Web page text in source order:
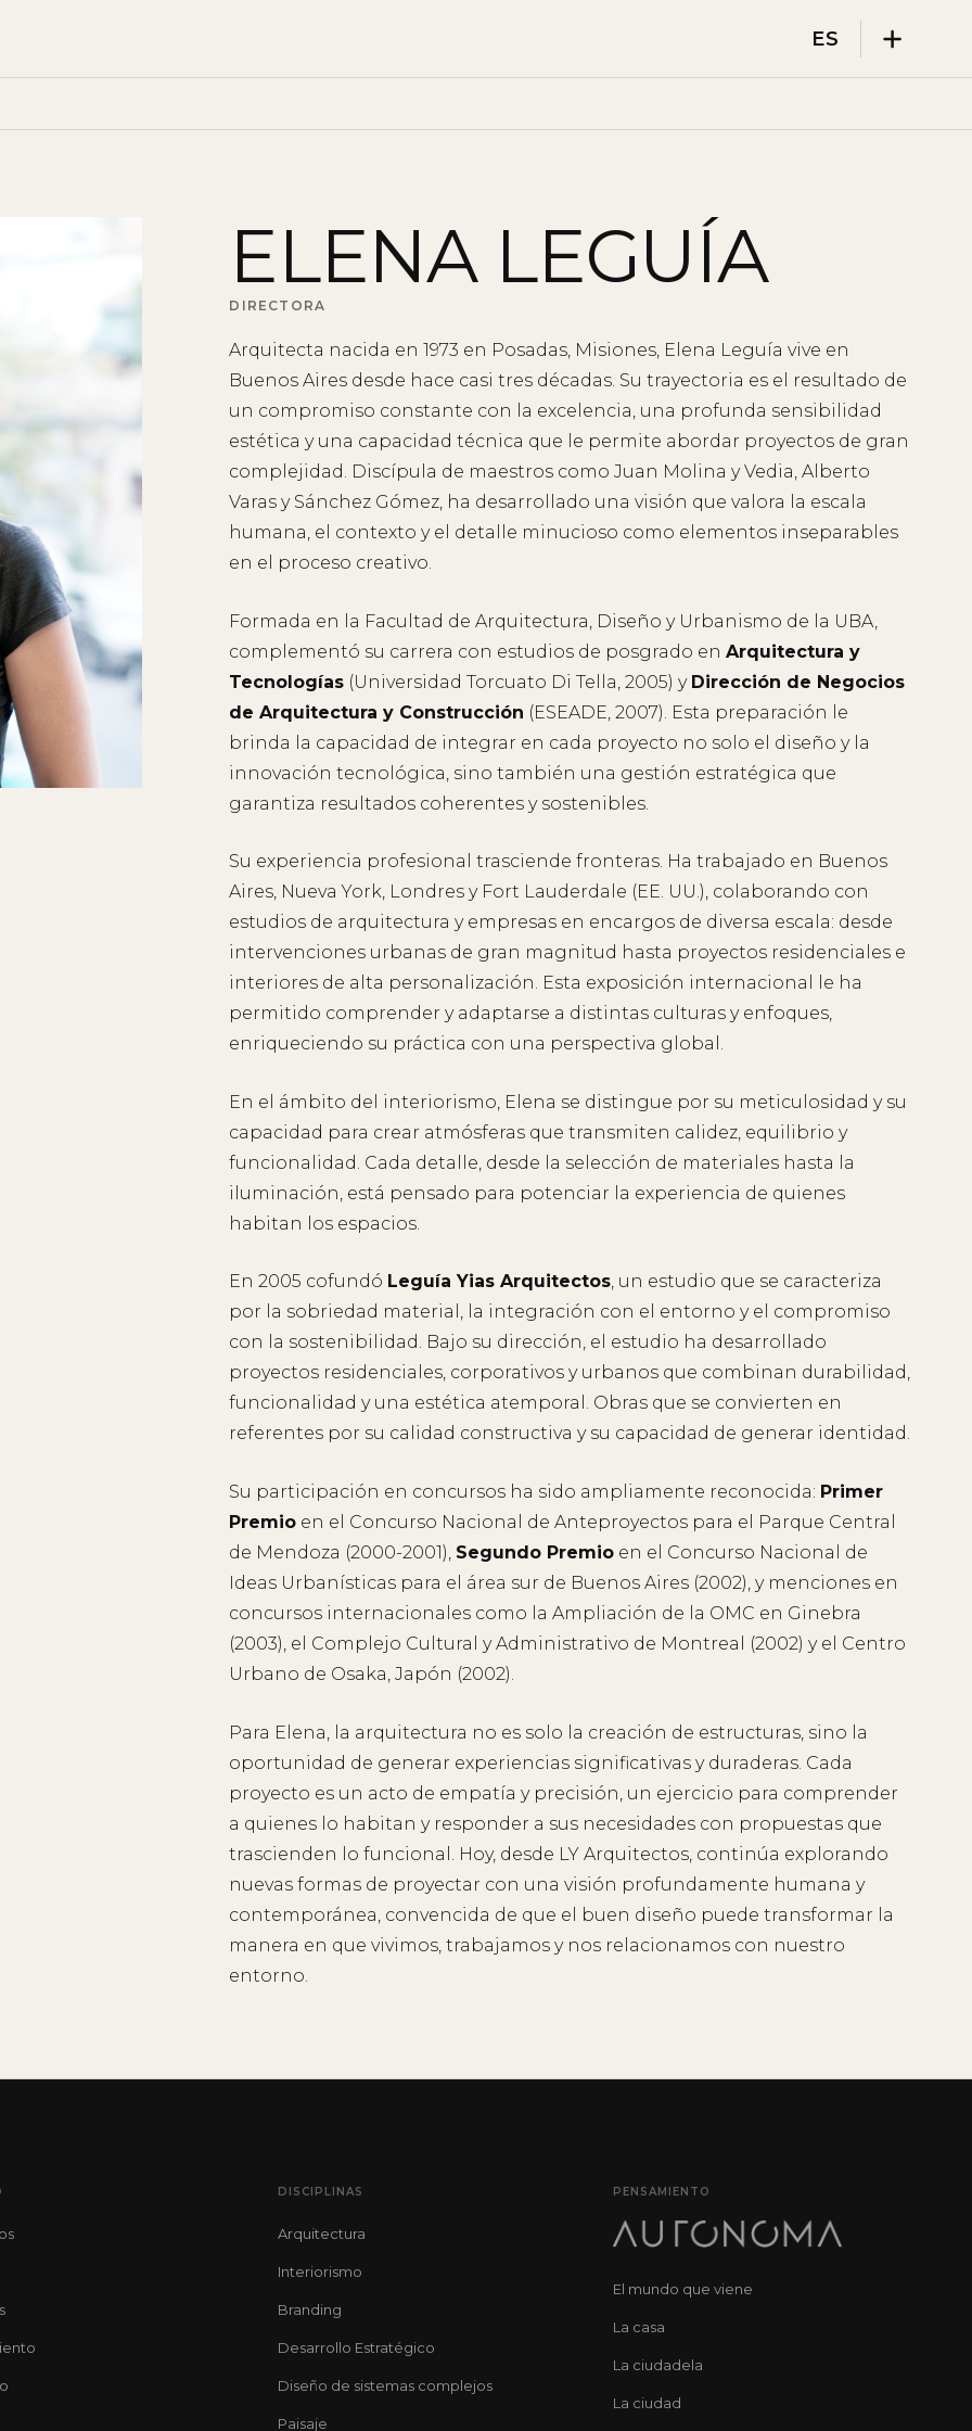
ES
Interiorismo
Branding
Desarrollo Estratégico
Diseño de sistemas complejos
Paisaje
ELENA LEGUÍA
DIRECTORA
Arquitecta nacida en 1973 en Posadas, Misiones, Elena Leguía vive en
Buenos Aires desde hace casi tres décadas. Su trayectoria es el resultado de
un compromiso constante con la excelencia, una profunda sensibilidad
estética y una capacidad técnica que le permite abordar proyectos de gran
complejidad. Discípula de maestros como Juan Molina y Vedia, Alberto
Varas y Sánchez Gómez, ha desarrollado una visión que valora la escala
humana, el contexto y el detalle minucioso como elementos inseparables
en el proceso creativo.
Formada en la Facultad de Arquitectura, Diseño y Urbanismo de la UBA,
complementó su carrera con estudios de posgrado enArquitectura y
Tecnologías (Universidad Torcuato Di Tella, 2005) y Dirección de Negocios
de Arquitectura y Construcción (ESEADE, 2007). Esta preparación le
brinda la capacidad de integrar en cada proyecto no solo el diseño y la
innovación tecnológica, sino también una gestión estratégica que
garantiza resultados coherentes y sostenibles.
Su experiencia profesional trasciende fronteras. Ha trabajado en Buenos
Aires, Nueva York, Londres y Fort Lauderdale (EE. UU.), colaborando con
estudios de arquitectura y empresas en encargos de diversa escala: desde
intervenciones urbanas de gran magnitud hasta proyectos residenciales e
interiores de alta personalización. Esta exposición internacional le ha
permitido comprender y adaptarse a distintas culturas y enfoques,
enriqueciendo su práctica con una perspectiva global.
En el ámbito del interiorismo, Elena se distingue por su meticulosidad y su
capacidad para crear atmósferas que transmiten calidez, equilibrio y
funcionalidad. Cada detalle, desde la selección de materiales hasta la
iluminación, está pensado para potenciar la experiencia de quienes
habitan los espacios.
En 2005 cofundó Leguía Yias Arquitectos, un estudio que se caracteriza
por la sobriedad material, la integración con el entorno y el compromiso
con la sostenibilidad. Bajo su dirección, el estudio ha desarrollado
proyectos residenciales, corporativos y urbanos que combinan durabilidad,
funcionalidad y una estética atemporal. Obras que se convierten en
referentes por su calidad constructiva y su capacidad de generar identidad.
Su participación en concursos ha sido ampliamente reconocida: Primer
Premio en el Concurso Nacional de Anteproyectos para el Parque Central
de Mendoza (2000-2001), Segundo Premio en el Concurso Nacional de
Ideas Urbanísticas para el área sur de Buenos Aires (2002), y menciones en
concursos internacionales como la Ampliación de la OMC en Ginebra
(2003), el Complejo Cultural y Administrativo de Montreal (2002) y el Centro
Urbano de Osaka, Japón (2002).
Para Elena, la arquitectura no es solo la creación de estructuras, sino la
oportunidad de generar experiencias significativas y duraderas. Cada
proyecto es un acto de empatía y precisión, un ejercicio para comprender
a quienes lo habitan y responder a sus necesidades con propuestas que
trascienden lo funcional. Hoy, desde LY Arquitectos, continúa explorando
nuevas formas de proyectar con una visión profundamente humana y
contemporánea, convencida de que el buen diseño puede transformar la
manera en que vivimos, trabajamos y nos relacionamos con nuestro
entorno.
DISCIPLINAS
Arquitectura
Interiorismo
Branding
Desarrollo Estratégico
Diseño de sistemas complejos
Paisaje
PENSAMIENTO
El mundo que viene
La casa
La ciudadela
La ciudad